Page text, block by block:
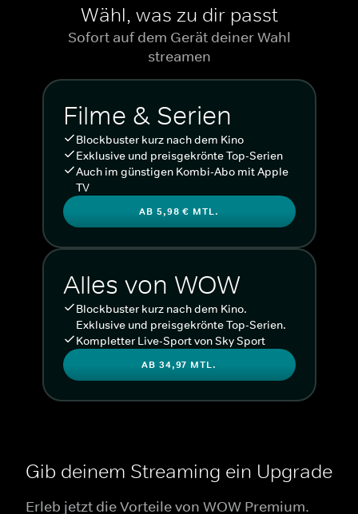
Wähl, was zu dir passt
Sofort auf dem Gerät deiner Wahl
streamen
Filme & Serien
Blockbuster kurz nach dem Kino
Exklusive und preisgekrönte Top-Serien
Auch im günstigen Kombi-Abo mit Apple
TV
AB 5,98 € MTL.
Alles von WOW
Blockbuster kurz nach dem Kino.
Exklusive und preisgekrönte Top-Serien.
Kompletter Live-Sport von Sky Sport
AB 34,97 MTL.
Gib deinem Streaming ein Upgrade
Erleb jetzt die Vorteile von WOW Premium.